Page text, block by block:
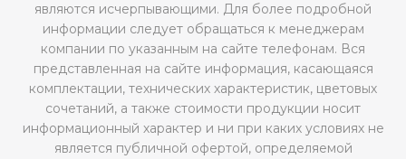
являются исчерпывающими. Для более подробной
информации следует обращаться к менеджерам
компании по указанным на сайте телефонам. Вся
представленная на сайте информация, касающаяся
комплектации, технических характеристик, цветовых
сочетаний, а также стоимости продукции носит
информационный характер и ни при каких условиях не
является публичной офертой, определяемой